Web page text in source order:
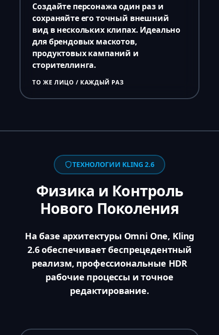
Создайте персонажа один раз и
сохраняйте его точный внешний
вид в нескольких клипах. Идеально
для брендовых маскотов,
продуктовых кампаний и
сторителлинга.
ТО ЖЕ ЛИЦО / КАЖДЫЙ РАЗ
ТЕХНОЛОГИИ KLING 2.6
Физика и Контроль
Нового Поколения
На базе архитектуры Omni One, Kling
2.6 обеспечивает беспрецедентный
реализм, профессиональные HDR
рабочие процессы и точное
редактирование.